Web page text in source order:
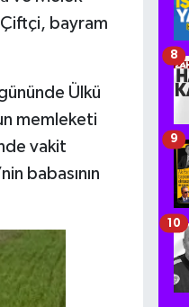
bayram
Ülkü
memleketi
vakit
babasının
8
9
10